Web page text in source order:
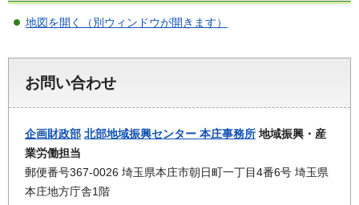
地図を開く（別ウィンドウが開きます）
お問い合わせ
企画財政部 北部地域振興センター 本庄事務所 地域振興・産
業労働担当
郵便番号367-0026 埼玉県本庄市朝日町一丁目4番6号 埼玉県
本庄地方庁舎1階